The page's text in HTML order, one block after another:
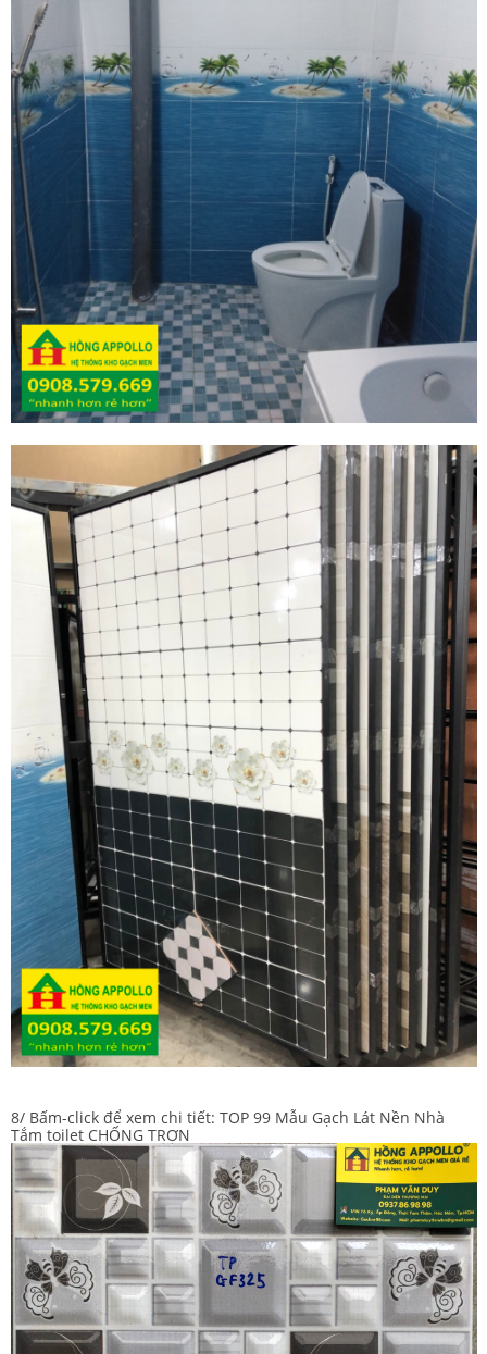
8/ Bấm-click để xem chi tiết: TOP 99 Mẫu Gạch Lát Nền Nhà
Tắm toilet CHỐNG TRƠN